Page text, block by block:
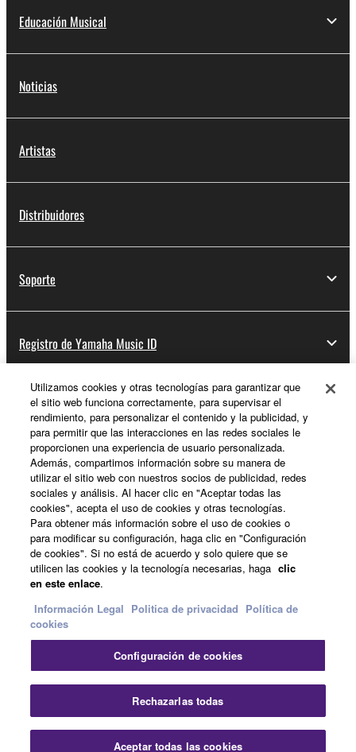
Educación Musical
Noticias
Artistas
Distribuidores
Soporte
Registro de Yamaha Music ID
Acerca de Yamaha
España - Spanish
Empresa
Contacte con nosotrosTerminos de uso
Politica de privacidadPolítica de cookies
Información Legal
© Yamaha Corporation.
Utilizamos cookies y otras tecnologías para garantizar que
el sitio web funciona correctamente, para supervisar el
rendimiento, para personalizar el contenido y la publicidad, y
para permitir que las interacciones en las redes sociales le
proporcionen una experiencia de usuario personalizada.
Además, compartimos información sobre su manera de
utilizar el sitio web con nuestros socios de publicidad, redes
sociales y análisis. Al hacer clic en "Aceptar todas las
cookies", acepta el uso de cookies y otras tecnologías.
Para obtener más información sobre el uso de cookies o
para modificar su configuración, haga clic en "Configuración
de cookies". Si no está de acuerdo y solo quiere que se
utilicen las cookies y la tecnología necesarias, haga clic
en este enlace.
Información Legal Politica de privacidad Política de
cookies
Configuración de cookies
Rechazarlas todas
Aceptar todas las cookies